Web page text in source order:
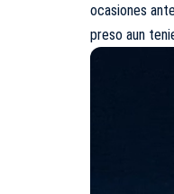
ocasiones
preso aun